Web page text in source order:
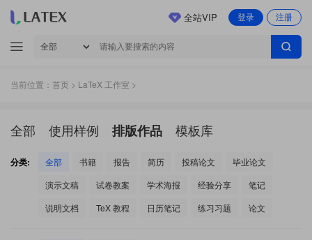
登录 注册
全站VIP
当前位置： 首页 > LaTeX 工作室 >
全部 使用样例 排版作品 模板库
分类: 全部 书籍 报告 简历 投稿论文
毕业论文
演示文稿
试卷教案 学术海报 经验分享
笔记
说明文档
TeX 教程 日历笔记 练习习题 论文